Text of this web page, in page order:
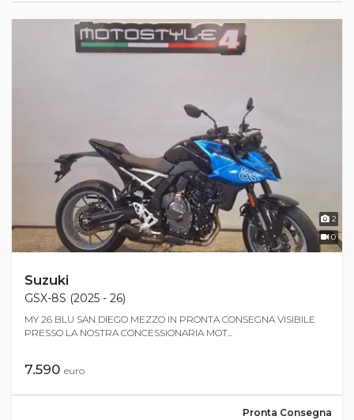
2
0
Suzuki
GSX-8S (2025 - 26)
MY 26 BLU SAN DIEGO MEZZO IN PRONTA CONSEGNA VISIBILE
PRESSO LA NOSTRA CONCESSIONARIA MOT...
7.590 euro
Pronta Consegna